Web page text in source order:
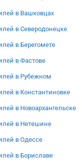
в Вашковцах
в Северодонецке
в Берегомете
в Фастове
в Рубежном
в Константиновке
в Новоархангельске
в Нетешине
в Одессе
в Бориславе